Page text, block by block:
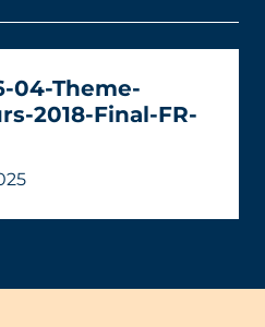
04-Theme-
2018-Final-FR-